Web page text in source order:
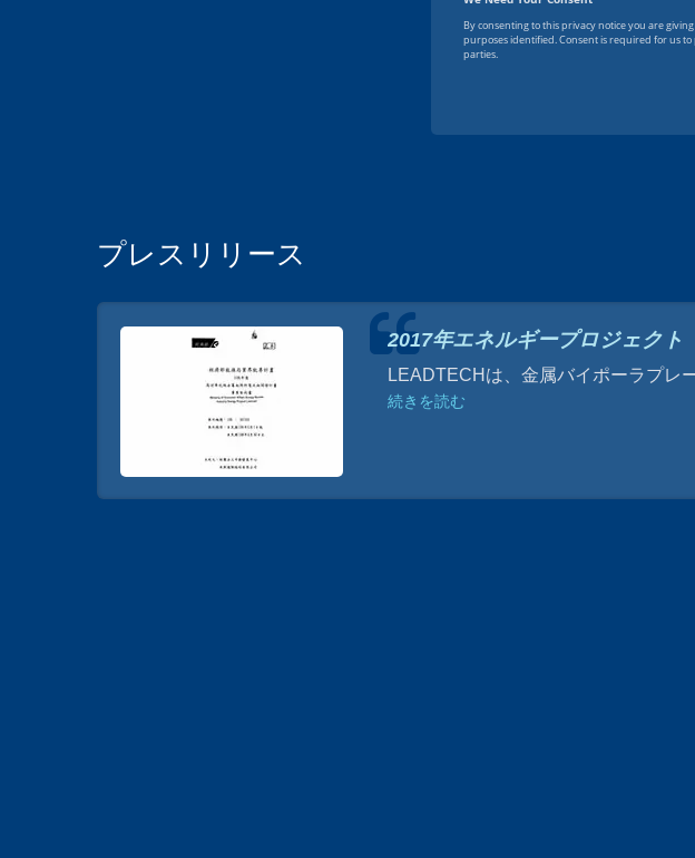
プレスリリース
2017年エネルギープロジェクト
LEADTECHは、金属バイポーラプレ
続きを読む